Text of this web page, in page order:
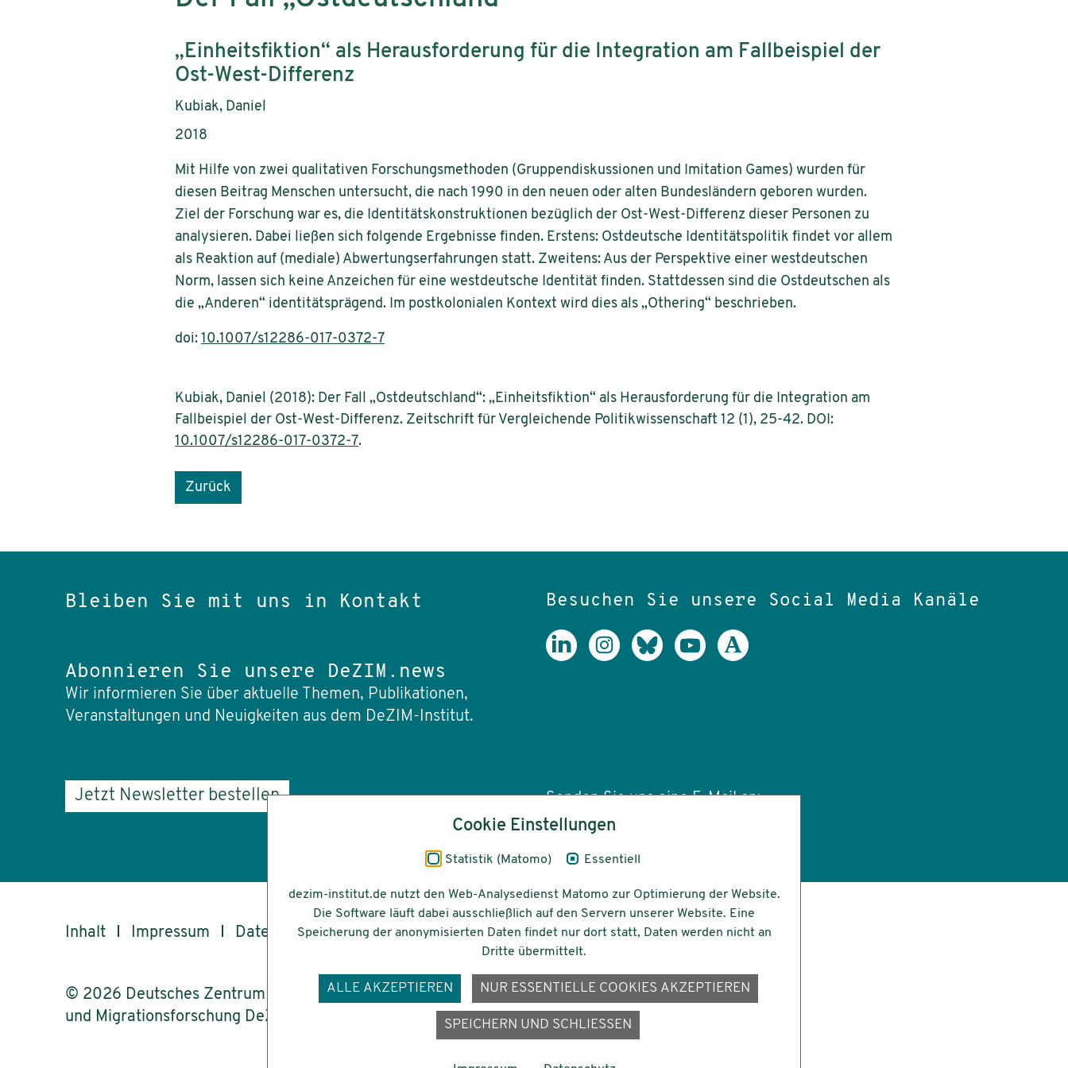
Untertitel:
„Einheitsfiktion“ als Herausforderung für die Integration am Fallbeispiel der
Ost-West-Differenz
AutorInnen:
Kubiak, Daniel
Publikationsjahr:
2018
Mit Hilfe von zwei qualitativen Forschungsmethoden (Gruppendiskussionen und Imitation Games) wurden für
diesen Beitrag Menschen untersucht, die nach 1990 in den neuen oder alten Bundesländern geboren wurden.
Ziel der Forschung war es, die Identitätskonstruktionen bezüglich der Ost-West-Differenz dieser Personen zu
analysieren. Dabei ließen sich folgende Ergebnisse finden. Erstens: Ostdeutsche Identitätspolitik findet vor allem
als Reaktion auf (mediale) Abwertungserfahrungen statt. Zweitens: Aus der Perspektive einer westdeutschen
Norm, lassen sich keine Anzeichen für eine westdeutsche Identität finden. Stattdessen sind die Ostdeutschen als
die „Anderen“ identitätsprägend. Im postkolonialen Kontext wird dies als „Othering“ beschrieben.
doi: 10.1007/s12286-017-0372-7
Kubiak, Daniel (2018): Der Fall „Ostdeutschland“: „Einheitsfiktion“ als Herausforderung für die Integration am
Fallbeispiel der Ost-West-Differenz. Zeitschrift für Vergleichende Politikwissenschaft 12 (1), 25-42. DOI:
10.1007/s12286-017-0372-7.
Zurück
Bleiben Sie mit uns in Kontakt
Abonnieren Sie unsere DeZIM.news
Wir informieren Sie über aktuelle Themen, Publikationen,
Veranstaltungen und Neuigkeiten aus dem DeZIM-Institut.
Jetzt Newsletter bestellen
Besuchen Sie unsere Social Media Kanäle
Senden Sie uns eine E-Mail an:
info(at)dezim-institut.de
Inhalt Impressum Datenschutz Barrierefreiheit
© 2026 Deutsches Zentrum für Integrations-
und Migrationsforschung DeZIM e.V.
Gefördert vom
Cookie Einstellungen
Statistik (Matomo) Essentiell
dezim-institut.de nutzt den Web-Analysedienst Matomo zur Optimierung der Website.
Die Software läuft dabei ausschließlich auf den Servern unserer Website. Eine
Speicherung der anonymisierten Daten findet nur dort statt, Daten werden nicht an
Dritte übermittelt.
ALLE AKZEPTIEREN NUR ESSENTIELLE COOKIES AKZEPTIEREN
SPEICHERN UND SCHLIESSEN